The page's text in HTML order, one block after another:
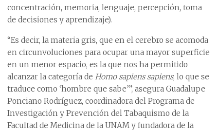
concentración, memoria, lenguaje, percepción, toma
de decisiones y aprendizaje).
“Es decir, la materia gris, que en el cerebro se acomoda
en circunvoluciones para ocupar una mayor superficie
en un menor espacio, es la que nos ha permitido
alcanzar la categoría de Homo sapiens sapiens, lo que se
traduce como ‘hombre que sabe’”, asegura Guadalupe
Ponciano Rodríguez, coordinadora del Programa de
Investigación y Prevención del Tabaquismo de la
Facultad de Medicina de la UNAM y fundadora de la